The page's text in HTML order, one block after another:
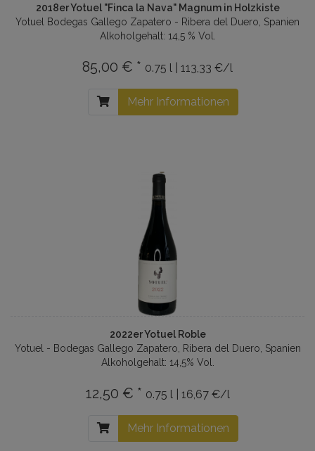
2018er Yotuel "Finca la Nava" Magnum in Holzkiste
Yotuel Bodegas Gallego Zapatero - Ribera del Duero, Spanien
Alkoholgehalt: 14,5 % Vol.
85,00 € * 0.75 l | 113,33 €/l
Mehr Informationen
2022er Yotuel Roble
Yotuel - Bodegas Gallego Zapatero, Ribera del Duero, Spanien
Alkoholgehalt: 14,5% Vol.
12,50 € * 0.75 l | 16,67 €/l
Mehr Informationen